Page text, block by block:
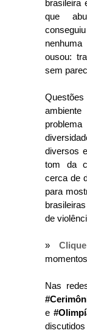
brasileira
que
ousou:
sem
diversos
tom da
cerca de
para
de
»
Nas
e